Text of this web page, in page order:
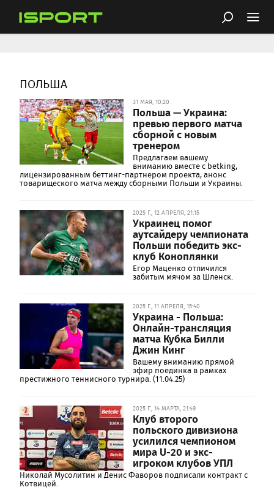
ПОЛЬША
31 МАЯ, 10:20
Польша — Украина:
превью первого матча
сборной с новым
тренером
Предлагаем вашему
вниманию вместе с betking,
лицензированным беттинг-партнером проекта, анонс
товарищеского матча между сборными Польши и Украины.
2025 Г., 12 АПРЕЛЯ, 21:15
Украинец помог
аутсайдеру чемпионата
Польши победить экс-
клуб Коноплянки
Егор Маценко отличился
забитым мячом за Шленск.
2025 Г., 11 АПРЕЛЯ, 15:40
Украина - Польша:
Онлайн-трансляция
матча Кубка Билли
Джин Кинг
Вашему вниманию прямой
эфир поединка в рамках
престижного теннисного турнира. (11.04.25)
2025 Г., 14 МАРТА, 21:49
Клуб второго
польского дивизиона
усилился чемпионом
мира U-20 и экс-
игроком клубов УПЛ
Николай Мусолитин и Денис Фаворов подписали контракт с
Котвицей.